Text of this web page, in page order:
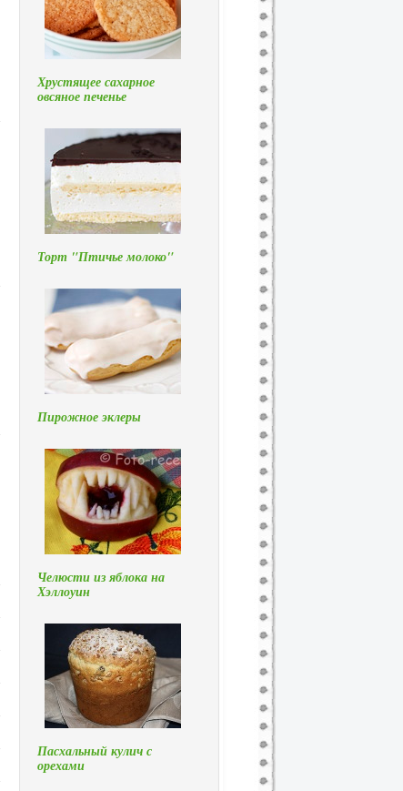
Хрустящее сахарное
овсяное печенье
Торт "Птичье молоко"
Пирожное эклеры
Челюсти из яблока на
Хэллоуин
Пасхальный кулич с
орехами